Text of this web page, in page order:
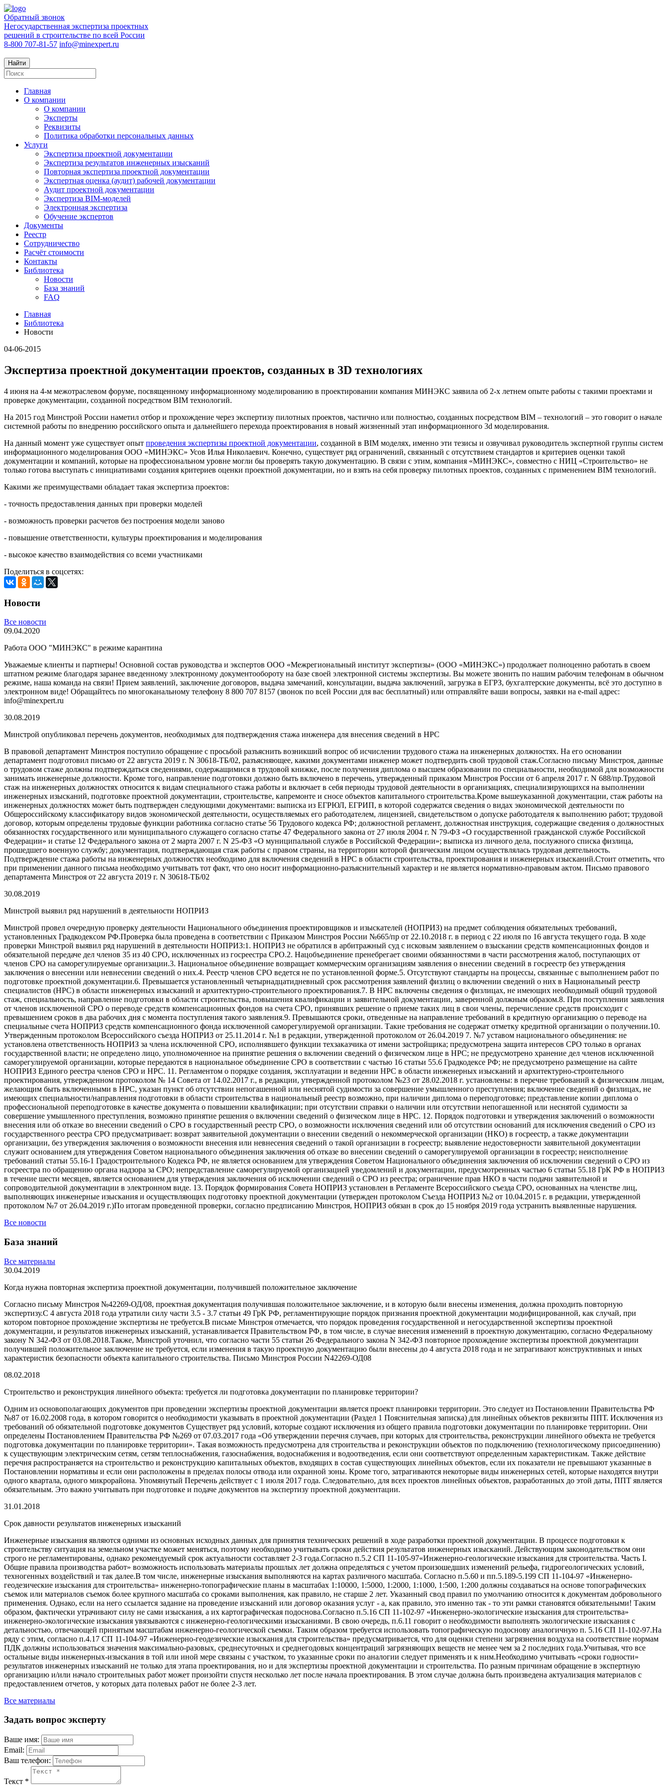
Обратный звонок
Негосударственная экспертиза проектных
решений в строительстве по всей России
8-800 707-81-57 info@minexpert.ru
Найти
Главная
О компании
О компании
Эксперты
Реквизиты
Политика обработки персональных данных
Услуги
Экспертиза проектной документации
Экспертиза результатов инженерных изысканий
Повторная экспертиза проектной документации
Экспертная оценка (аудит) рабочей документации
Аудит проектной документации
Экспертиза BIM-моделей
Электронная экспертиза
Обучение экспертов
Документы
Реестр
Сотрудничество
Расчёт стоимости
Контакты
Библиотека
Новости
База знаний
FAQ
Главная
Библиотека
Новости
04-06-2015
Экспертиза проектной документации проектов, созданных в 3D технологиях
4 июня на 4-м межотраслевом форуме, посвященному информационному моделированию в проектировании компания МИНЭКС заявила об 2-х летнем опыте работы с такими проектами и
проверке документации, созданной посредством BIM технологий.
На 2015 год Минстрой России наметил отбор и прохождение через экспертизу пилотных проектов, частично или полностью, созданных посредством BIM – технологий – это говорит о начале
системной работы по внедрению российского опыта и дальнейшего перехода проектирования в новый жизненный этап информационного 3d моделирования.
На данный момент уже существует опыт проведения экспертизы проектной документации, созданной в BIM моделях, именно эти тезисы и озвучивал руководитель экспертной группы систем
информационного моделирования ООО «МИНЭКС» Усов Илья Николаевич. Конечно, существует ряд ограничений, связанный с отсутствием стандартов и критериев оценки такой
документации и компаний, которые на профессиональном уровне могли бы проверять такую документацию. В связи с этим, компания «МИНЭКС», совместно с НИЦ «Строительство» не
только готова выступать с инициативами создания критериев оценки проектной документации, но и взять на себя проверку пилотных проектов, созданных c применением BIM технологий.
Какими же преимуществами обладает такая экспертиза проектов:
- точность предоставления данных при проверки моделей
- возможность проверки расчетов без построения модели заново
- повышение ответственности, культуры проектирования и моделирования
- высокое качество взаимодействия со всеми участниками
Поделиться в соцсетях:
Новости
Все новости
09.04.2020
Работа ООО "МИНЭКС" в режиме карантина
Уважаемые клиенты и партнеры! Основной состав руководства и экспертов ООО «Межрегиональный институт экспертизы» (ООО «МИНЭКС») продолжает полноценно работать в своем
штатном режиме благодаря заранее введенному электронному документообороту на базе своей электронной системы экспертизы. Вы можете звонить по нашим рабочим телефонам в обычном
режиме, наша команда на связи! Прием заявлений, заключение договоров, выдача замечаний, консультации, выдача заключений, загрузка в ЕГРЗ, бухгалтерские документы, всё это доступно в
электронном виде! Обращайтесь по многоканальному телефону 8 800 707 8157 (звонок по всей России для вас бесплатный) или отправляйте ваши вопросы, заявки на e-mail адрес:
info@minexpert.ru
30.08.2019
Минстрой опубликовал перечень документов, необходимых для подтверждения стажа инженера для внесения сведений в НРС
В правовой департамент Минстроя поступило обращение с просьбой разъяснить возникший вопрос об исчислении трудового стажа на инженерных должностях. На его основании
департамент подготовил письмо от 22 августа 2019 г. N 30618-ТБ/02, разъясняющее, какими документами инженер может подтвердить свой трудовой стаж.Согласно письму Минстроя, данные
о трудовом стаже должны подтверждаться сведениями, содержащимися в трудовой книжке, после получения диплома о высшем образовании по специальности, необходимой для возможности
занимать инженерные должности. Кроме того, направление подготовки должно быть включено в перечень, утвержденный приказом Минстроя России от 6 апреля 2017 г. N 688/пр.Трудовой
стаж на инженерных должностях относится к видам специального стажа работы и включает в себя периоды трудовой деятельности в организациях, специализирующихся на выполнении
инженерных изысканий, подготовке проектной документации, строительстве, капремонте и сносе объектов капитального строительства.Кроме вышеуказанной документации, стаж работы на
инженерных должностях может быть подтвержден следующими документами: выписка из ЕГРЮЛ, ЕГРИП, в которой содержатся сведения о видах экономической деятельности по
Общероссийскому классификатору видов экономической деятельности, осуществляемых его работодателем, лицензией, свидетельством о допуске работодателя к выполнению работ; трудовой
договор, которым определены трудовые функции работника согласно статье 56 Трудового кодекса РФ; должностной регламент, должностная инструкция, содержащие сведения о должностных
обязанностях государственного или муниципального служащего согласно статье 47 Федерального закона от 27 июля 2004 г. N 79-ФЗ «О государственной гражданской службе Российской
Федерации» и статье 12 Федерального закона от 2 марта 2007 г. N 25-ФЗ «О муниципальной службе в Российской Федерации»; выписка из личного дела, послужного списка физлица,
прошедшего военную службу; документация, подтверждающая стаж работы с правом страны, на территории которой физическим лицом осуществлялась трудовая деятельность.
Подтверждение стажа работы на инженерных должностях необходимо для включения сведений в НРС в области строительства, проектирования и инженерных изысканий.Стоит отметить, что
при применении данного письма необходимо учитывать тот факт, что оно носит информационно-разъяснительный характер и не является нормативно-правовым актом. Письмо правового
департамента Минстроя от 22 августа 2019 г. N 30618-ТБ/02
30.08.2019
Минстрой выявил ряд нарушений в деятельности НОПРИЗ
Минстрой провел очередную проверку деятельности Национального объединения проектировщиков и изыскателей (НОПРИЗ) на предмет соблюдения обязательных требований,
установленных Градкодексом РФ.Проверка была проведена в соответствии с Приказом Минстроя России №665/пр от 22.10.2018 г. в период с 22 июля по 16 августа текущего года. В ходе
проверки Минстрой выявил ряд нарушений в деятельности НОПРИЗ:1. НОПРИЗ не обратился в арбитражный суд с исковым заявлением о взыскании средств компенсационных фондов и
обязательной передаче дел членов 35 из 40 СРО, исключенных из госреестра СРО.2. Нацобъединение пренебрегает своими обязанностями в части рассмотрения жалоб, поступающих от
членов СРО на саморегулируемые организации.3. Национальное объединение возвращает коммерческим организациям заявления о внесении сведений в госреестр без утверждения
заключения о внесении или невнесении сведений о них.4. Реестр членов СРО ведется не по установленной форме.5. Отсутствуют стандарты на процессы, связанные с выполнением работ по
подготовке проектной документации.6. Превышается установленный четырнадцатидневный срок рассмотрения заявлений физлиц о включении сведений о них в Национальный реестр
специалистов (НРС) в области инженерных изысканий и архитектурно-строительного проектирования.7. В НРС включены сведения о физлицах, не имеющих необходимый общий трудовой
стаж, специальность, направление подготовки в области строительства, повышения квалификации и заявительной документации, заверенной должным образом.8. При поступлении заявления
от членов исключенной СРО о переводе средств компенсационных фондов на счета СРО, принявших решение о приеме таких лиц в свои члены, перечисление средств происходит с
превышением сроков в два рабочих дня с момента поступления такого заявления.9. Превышаются сроки, отведенные на направление требований в кредитную организацию о переводе на
специальные счета НОПРИЗ средств компенсационного фонда исключенной саморегулируемой организации. Такие требования не содержат отметку кредитной организации о получении.10.
Утвержденным протоколом Всероссийского съезда НОПРИЗ от 25.11.2014 г. №1 в редакции, утвержденной протоколом от 26.04.2019 7. №7 уставом национального объединения: не
установлена ответственность НОПРИЗ за члена исключенной СРО, исполнявшего функции техзаказчика от имени застройщика; предусмотрена защита интересов СРО только в органах
государственной власти; не определено лицо, уполномоченное на принятие решения о включении сведений о физическом лице в НРС; не предусмотрено хранение дел членов исключенной
саморегулируемой организации, которые передаются в национальное объединение СРО в соответствии с частью 16 статьи 55.6 Градкодексе РФ; не предусмотрено размещение на сайте
НОПРИЗ Единого реестра членов СРО и НРС. 11. Регламентом о порядке создания, эксплуатации и ведении НРС в области инженерных изысканий и архитектурно-строительного
проектирования, утвержденном протоколом № 14 Совета от 14.02.2017 г., в редакции, утвержденной протоколом №23 от 28.02.2018 г. установлены: в перечне требований к физическим лицам,
желающим быть включенными в НРС, указан пункт об отсутствии непогашенной или неснятой судимости за совершение умышленного преступления; включение сведений о физлицах, не
имеющих специальности/направления подготовки в области строительства в национальный реестр возможно, при наличии диплома о переподготовке; представление копии диплома о
профессиональной переподготовке в качестве документа о повышении квалификации; при отсутствии справки о наличии или отсутствии непогашенной или неснятой судимости за
совершение умышленного преступления, возможно принятие решения о включении сведений о физическом лице в НРС. 12. Порядок подготовки и утверждения заключений о возможности
внесения или об отказе во внесении сведений о СРО в государственный реестр СРО, о возможности исключения сведений или об отсутствии оснований для исключения сведений о СРО из
государственного реестра СРО предусматривает: возврат заявительной документации о внесении сведений о некоммерческой организации (НКО) в госреестр, а также документации
организации, без утверждения заключения о возможности внесения или невнесения сведений о такой организации в госреестр; выявление недостоверности заявительной документации
служит основанием для утверждения Советом национального объединения заключения об отказе во внесении сведений о саморегулируемой организации в госреестр; неисполнение
требований статьи 55.16-1 Градостроительного Кодекса РФ, не является основанием для утверждения Советом Национального объединения заключения об исключении сведений о СРО из
госреестра по обращению органа надзора за СРО; непредставление саморегулируемой организацией уведомлений и документации, предусмотренных частью 6 статьи 55.18 ГрК РФ в НОПРИЗ
в течение шести месяцев, является основанием для утверждения заключения об исключении сведений о СРО из реестра; ограничение прав НКО в части подачи заявительной и
сопроводительной документации в электронном виде. 13. Порядок формирования Совета НОПРИЗ установлен в Регламенте Всероссийского съезда СРО, основанных на членстве лиц,
выполняющих инженерные изыскания и осуществляющих подготовку проектной документации (утвержден протоколом Съезда НОПРИЗ №2 от 10.04.2015 г. в редакции, утвержденной
протоколом №7 от 26.04.2019 г.)По итогам проведенной проверки, согласно предписанию Минстроя, НОПРИЗ обязан в срок до 15 ноября 2019 года устранить выявленные нарушения.
Все новости
База знаний
Все материалы
30.04.2019
Когда нужна повторная экспертиза проектной документации, получившей положительное заключение
Согласно письму Минстроя №42269-ОД/08, проектная документация получившая положительное заключение, и в которую были внесены изменения, должна проходить повторную
экспертизу.С 4 августа 2018 года утратили силу части 3.5 - 3.7 статьи 49 ГрК РФ, регламентирующие порядок признания проектной документации модифицированной, как случай, при
котором повторное прохождение экспертизы не требуется.В письме Минстроя отмечается, что порядок проведения государственной и негосударственной экспертизы проектной
документации, и результатов инженерных изысканий, устанавливается Правительством РФ, в том числе, в случае внесения изменений в проектную документацию, согласно Федеральному
закону N 342-ФЗ от 03.08.2018.Также, Минстрой уточнил, что согласно части 55 статьи 26 Федерального закона N 342-ФЗ повторное прохождение экспертизы проектной документации
получившей положительное заключение не требуется, если изменения в такую проектную документацию были внесены до 4 августа 2018 года и не затрагивают конструктивных и иных
характеристик безопасности объекта капитального строительства. Письмо Минстроя России N42269-ОД08
08.02.2018
Строительство и реконструкция линейного объекта: требуется ли подготовка документации по планировке территории?
Одним из основополагающих документов при проведении экспертизы проектной документации является проект планировки территории. Это следует из Постановлении Правительства РФ
№87 от 16.02.2008 года, в котором говорится о необходимости указывать в проектной документации (Раздел 1 Пояснительная записка) для линейных объектов реквизиты ППТ. Исключения из
требований об обязательной подготовке документов Существует ряд условий, которые создают исключения из общего правила подготовки документации по планировке территории. Они
определены Постановлением Правительства РФ №269 от 07.03.2017 года «Об утверждении перечня случаев, при которых для строительства, реконструкции линейного объекта не требуется
подготовка документации по планировке территории». Такая возможность предусмотрена для строительства и реконструкции объектов по подключению (технологическому присоединению)
к существующим электрическим сетям, сетям теплоснабжения, газоснабжения, водоснабжения и водоотведения, если они соответствуют определенным характеристикам. Также действие
перечня распространяется на строительство и реконструкцию капитальных объектов, входящих в состав существующих линейных объектов, если их показатели не превышают указанные в
Постановлении нормативы и если они расположены в пределах полосы отвода или охранной зоны. Кроме того, затрагиваются некоторые виды инженерных сетей, которые находятся внутри
одного квартала, одного микрорайона. Упомянутый Перечень действует с 1 июля 2017 года. Следовательно, для всех проектов линейных объектов, разработанных до этой даты, ППТ является
обязательным. Это важно учитывать при подготовке и подаче документов на экспертизу проектной документации.
31.01.2018
Срок давности результатов инженерных изысканий
Инженерные изыскания являются одними из основных исходных данных для принятия технических решений в ходе разработки проектной документации. В процессе подготовки к
строительству ситуация на земельном участке может меняться, поэтому необходимо учитывать сроки действия результатов инженерных изысканий. Действующим законодательством они
строго не регламентированы, однако рекомендуемый срок актуальности составляет 2-3 года.Согласно п.5.2 СП 11-105-97«Инженерно-геологические изыскания для строительства. Часть I.
Общие правила производства работ» возможность использовать материалы прошлых лет должна определяться с учетом произошедших изменений рельефа, гидрогеологических условий,
техногенных воздействий и так далее.В том числе, инженерные изыскания выполняются на картах различного масштаба. Согласно п.5.60 и пп.5.189-5.199 СП 11-104-97 «Инженерно-
геодезические изыскания для строительства» инженерно-топографические планы в масштабах 1:10000, 1:5000, 1:2000, 1:1000, 1:500, 1:200 должны создаваться на основе топографических
съемок или материалов съемок более крупного масштаба со сроками выполнения, как правило, не старше 2 лет. Указанный свод правил по умолчанию относится к документам добровольного
применения. Однако, если на него ссылается задание на проведение изысканий или договор оказания услуг - а, как правило, это именно так - то эти рамки становятся обязательными! Таким
образом, фактически утрачивают силу не сами изыскания, а их картографическая подоснова.Согласно п.5.16 СП 11-102-97 «Инженерно-экологические изыскания для строительства»
инженерно-экологические изыскания увязываются с инженерно-геологическими изысканиями. В свою очередь, п.6.11 говорит о необходимости выполнять экологические изыскания с
детальностью, отвечающей принятым масштабам инженерно-геологической съемки. Таким образом требуется использовать топографическую подоснову аналогичную п. 5.16 СП 11-102-97.На
ряду с этим, согласно п.4.17 СП 11-104-97 «Инженерно-геодезические изыскания для строительства» предусматривается, что для оценки степени загрязнения воздуха на соответствие нормам
ПДК должны использоваться значения максимально-разовых, среднесуточных и среднегодовых концентраций загрязняющих веществ не менее чем за 2 последних года.Учитывая, что все
остальные виды инженерных-изыскания в той или иной мере связаны с участком, то указанные сроки по аналогии следует применять и к ним.Необходимо учитывать «сроки годности»
результатов инженерных изысканий не только для этапа проектирования, но и для экспертизы проектной документации и строительства. По разным причинам обращение в экспертную
организацию и/или начало строительных работ может произойти спустя несколько лет после начала проектирования. В этом случае должна быть произведена актуализация материалов с
предоставлением отчетов, у которых дата полевых работ не более 2-3 лет.
Все материалы
Задать вопрос эксперту
Ваше имя:
Email:
Ваш телефон:
Текст *